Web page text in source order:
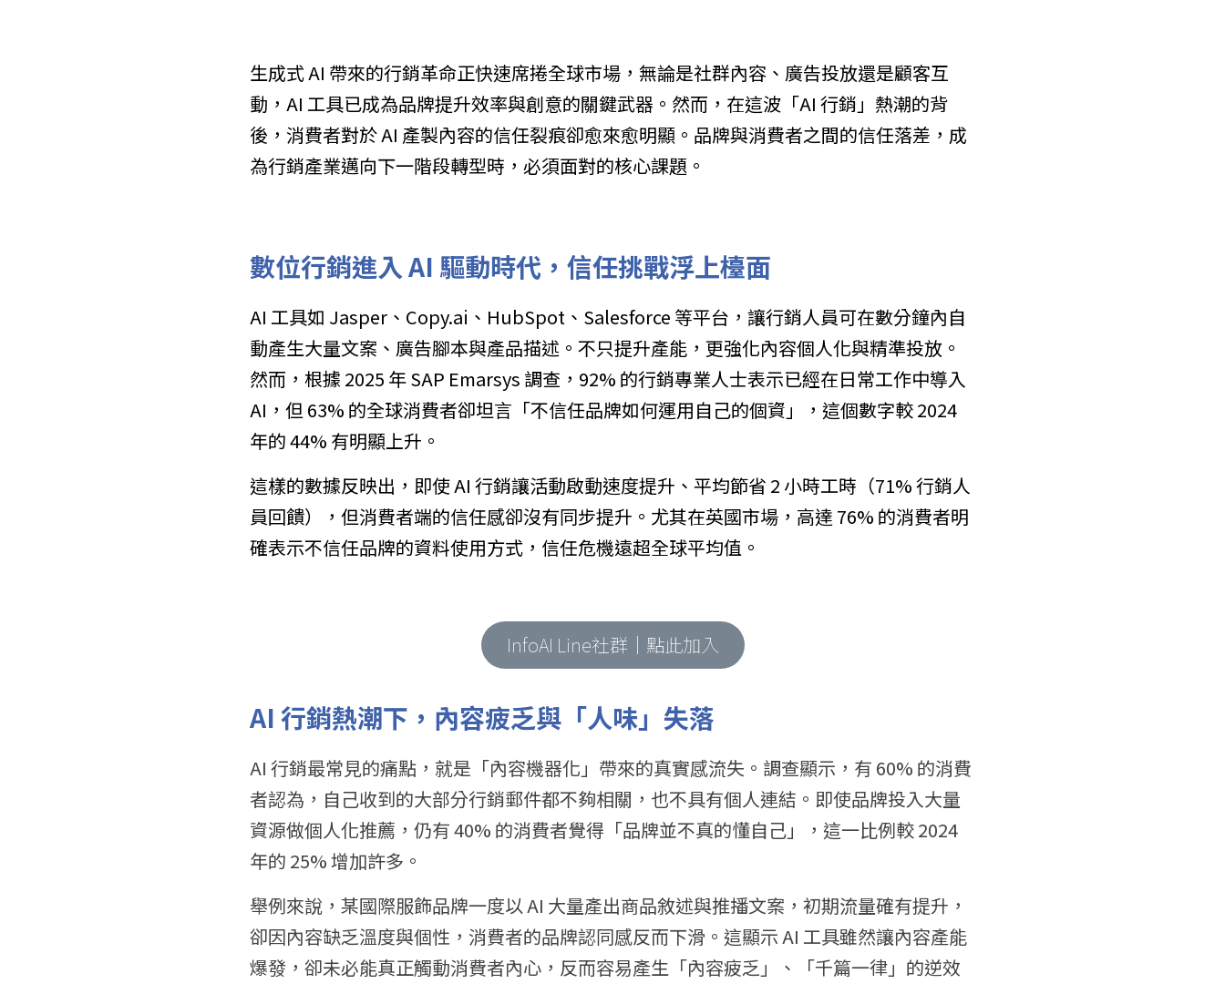
生成式 AI 帶來的行銷革命正快速席捲全球市場，無論是社群內容、廣告投放還是顧客互
動，AI 工具已成為品牌提升效率與創意的關鍵武器。然而，在這波「AI 行銷」熱潮的背
後，消費者對於 AI 產製內容的信任裂痕卻愈來愈明顯。品牌與消費者之間的信任落差，成
為行銷產業邁向下一階段轉型時，必須面對的核心課題。
數位行銷進入 AI 驅動時代，信任挑戰浮上檯面
AI 工具如 Jasper、Copy.ai、HubSpot、Salesforce 等平台，讓行銷人員可在數分鐘內自
動產生大量文案、廣告腳本與產品描述。不只提升產能，更強化內容個人化與精準投放。
然而，根據 2025 年 SAP Emarsys 調查，92% 的行銷專業人士表示已經在日常工作中導入
AI，但 63% 的全球消費者卻坦言「不信任品牌如何運用自己的個資」，這個數字較 2024
年的 44% 有明顯上升。
這樣的數據反映出，即使 AI 行銷讓活動啟動速度提升、平均節省 2 小時工時（71% 行銷人
員回饋），但消費者端的信任感卻沒有同步提升。尤其在英國市場，高達 76% 的消費者明
確表示不信任品牌的資料使用方式，信任危機遠超全球平均值。
InfoAI Line社群｜點此加入
AI 行銷熱潮下，內容疲乏與「人味」失落
AI 行銷最常見的痛點，就是「內容機器化」帶來的真實感流失。調查顯示，有 60% 的消費
者認為，自己收到的大部分行銷郵件都不夠相關，也不具有個人連結。即使品牌投入大量
資源做個人化推薦，仍有 40% 的消費者覺得「品牌並不真的懂自己」，這一比例較 2024
年的 25% 增加許多。
舉例來說，某國際服飾品牌一度以 AI 大量產出商品敘述與推播文案，初期流量確有提升，
卻因內容缺乏溫度與個性，消費者的品牌認同感反而下滑。這顯示 AI 工具雖然讓內容產能
爆發，卻未必能真正觸動消費者內心，反而容易產生「內容疲乏」、「千篇一律」的逆效